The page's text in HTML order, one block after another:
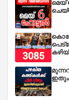
മെയ്
ഇതും